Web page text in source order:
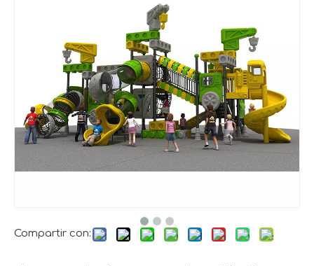
Compartir con: